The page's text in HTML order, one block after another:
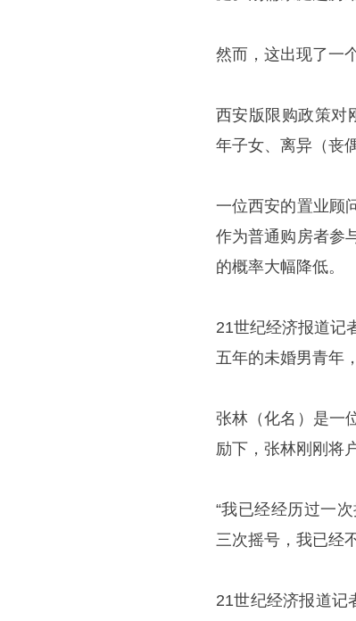
然而，这出现了一
西安版限购政策对
年子女、离异（丧
一位西安的置业顾
作为普通购房者参
的概率大幅降低。
21世纪经济报道记
五年的未婚男青年
张林（化名）是一
励下，张林刚刚将
“我已经经历过一
三次摇号，我已经
21世纪经济报道记